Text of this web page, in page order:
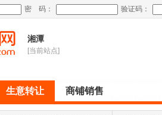
密 码： 验证码：
湘潭
[当前站点]
生意转让 商铺销售